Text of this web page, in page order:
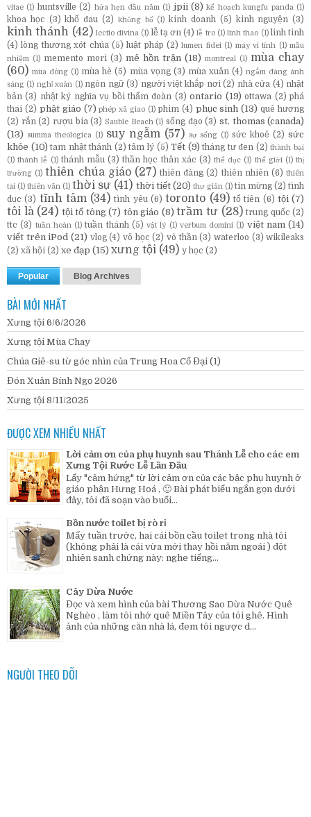
vitae (1) huntsville (2) hứa hẹn đầu năm (1) jpii (8) kế hoạch kungfu panda (1)
khoa học (3) khổ đau (2) khủng bố (1) kinh doanh (5) kinh nguyện (3)
kinh thánh (42) lectio divina (1) lễ tạ ơn (4) lễ tro (1) linh thao (1) linh tinh
(4) lòng thương xót chúa (5) luật pháp (2) lumen fidei (1) máy vi tính (1) mầu
nhiệm
(1) memento mori (3) mê hồn trận (18) montreal (1) mùa chay
(60) mùa đông (1) mùa hè (5) mùa vọng (3) mùa xuân (4) ngắm đàng ánh
sáng (1) nghỉ xuân (1) ngôn ngữ (3) người việt khắp nơi (2) nhà cửa (4) nhật
bản (3) nhật ký nghĩa vụ bồi thẩm đoàn (3) ontario (19) ottawa (2) phá
thai (2) phật giáo (7) phép xã giao (1) phim (4) phục sinh (13) quê hương
(2) rắn (2) rượu bia (3) Sauble Beach (1) sống đạo (3) st. thomas (canada)
(13)
summa theologica (1) suy ngẫm (57) sự sống (1) sức khoẻ (2) sức
khỏe (10) tam nhật thánh (2) tâm lý (5) Tết (9) tháng tư đen (2) thành bại
(1) thánh lễ (1) thánh mẫu (3) thần học thân xác (3) thể dục (1) thế giới (1) thị
trường (1) thiên chúa giáo (27) thiên đàng (2) thiên nhiên (6) thiên
tai (1) thiên văn (1) thời sự (41) thời tiết (20) thư giản (1) tin mừng (2) tình
dục (3) tĩnh tâm (34) tình yêu (6) toronto (49) tổ tiên (6) tội (7)
tôi là (24) tội tổ tông (7) tôn giáo (8) trầm tư (28) trung quốc (2)
ttc (3) tuần hoàn (1) tuần thánh (5) vật lý (1) verbum domini (1) việt nam (14)
viết trên iPod (21) vlog (4) võ học (2) vô thần (3) waterloo (3) wikileaks
(2) xã hội (2) xe đạp (15) xưng tội (49) y học (2)
Popular Blog Archives
BÀI MỚI NHẤT
Xưng tội 6/6/2026
Xưng tội Mùa Chay
Chúa Giê-su từ góc nhìn của Trung Hoa Cổ Đại (1)
Đón Xuân Bính Ngọ 2026
Xưng tội 8/11/2025
ĐƯỢC XEM NHIỀU NHẤT
Lời cảm ơn của phụ huynh sau Thánh Lễ cho các em
Xưng Tội Rước Lễ Lần Đầu
Lấy "cảm hứng" từ lời cảm ơn của các bậc phụ huynh ở
giáo phận Hưng Hoá , 🙂 Bài phát biểu ngắn gọn dưới
đây, tôi đã soạn vào buổi...
Bồn nước toilet bị rò rỉ
Mấy tuần trước, hai cái bồn cầu toilet trong nhà tôi
(không phải là cái vừa mới thay hồi năm ngoái ) đột
nhiên sanh chứng này: nghe tiếng...
Cây Dừa Nước
Đọc và xem hình của bài Thương Sao Dừa Nước Quê
Nghèo , làm tôi nhớ quê Miền Tây của tôi ghê. Hình
ảnh của những căn nhà lá, đem tôi ngược d...
NGƯỜI THEO DÕI